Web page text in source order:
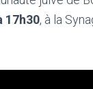
17h30, à la